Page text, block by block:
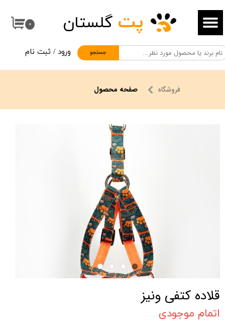
۰
جستجو
پت گلستان
ورود / ثبت نام
حساب کاربری من
تغییر گذر واژه
سفارشات
خروج از حساب کاربری
فروشگاه صفحه محصول
قلاده کتفی ونیز
اتمام موجودی